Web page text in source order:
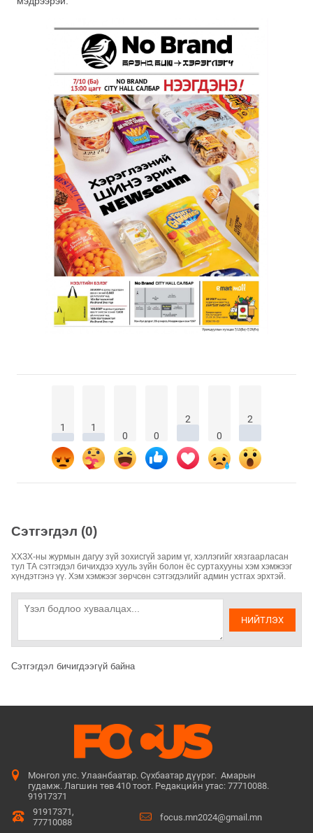
1 1
0 0
2
0
2
Сэтгэгдэл (0)
ХХЗХ-ны журмын дагуу зүй зохисгүй зарим үг, хэллэгийг хязгаарласан
тул ТА сэтгэгдэл бичихдээ хууль зүйн болон ёс суртахууны хэм хэмжээг
хүндэтгэнэ үү. Хэм хэмжээг зөрчсөн сэтгэгдэлийг админ устгах эрхтэй.
НИЙТЛЭХ
Сэтгэгдэл бичигдээгүй байна
Монгол улс. Улаанбаатар. Сүхбаатар дүүрэг. Амарын
гудамж. Лагшин төв 410 тоот. Редакцийн утас: 77710088.
91917371
91917371,
77710088
focus.mn2024@gmail.mn